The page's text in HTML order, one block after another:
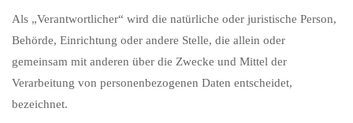
Als „Verantwortlicher“ wird die natürliche oder juristische Person,
Behörde, Einrichtung oder andere Stelle, die allein oder
gemeinsam mit anderen über die Zwecke und Mittel der
Verarbeitung von personenbezogenen Daten entscheidet,
bezeichnet.